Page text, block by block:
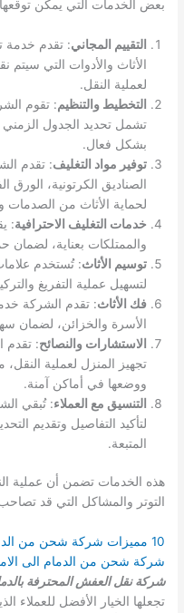
بعض الخدمات التي يمكن
التقييم المجاني: تقدم خدمة
الأثاث والأدوات التي سيتم
لعملية النقل.
التخطيط والتنظيم: تقوم
تشمل تحديد الجدول الزمني
بشكل فعال.
توفير مواد التغليف: تقدم
الصناديق الكرتونية، الورق
لحماية الأثاث من
خدمات التغليف الاحترافية:
والممتلكات بعناية، لضمان
توسيم الأثاث: تُستخدم
لتسهيل عملية التفريغ
فك الأثاث: تقدم الشركة
الأسرة والخزائن، لضمان
الاستشارات والنصائح: تقدم
تجهيز المنزل لعملية النقل،
ووضعها في أماكن آمنة.
التنسيق مع العملاء: تُبقي
لتأكيد التفاصيل وتقديم
المتبعة.
هذه الخدمات تضمن أن عملية
التوتر والمشاكل التي قد
10 مميزات شركة شحن من
شركة شحن من الدمام الى
شركة نقل العفش المحترفة
تجعلها الخيار الأفضل للعملاء